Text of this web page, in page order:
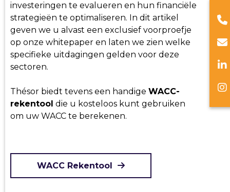
investeringen te evalueren en hun financiële
strategieën te optimaliseren. In dit artikel
geven we u alvast een exclusief voorproefje
op onze whitepaper en laten we zien welke
specifieke uitdagingen gelden voor deze
sectoren.
Thésor biedt tevens een handige WACC-
rekentool die u kosteloos kunt gebruiken
om uw WACC te berekenen.
WACC Rekentool